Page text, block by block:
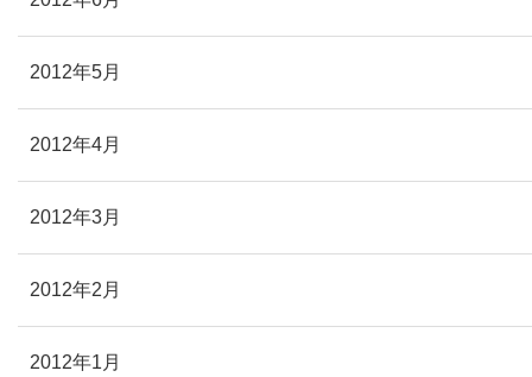
2012年5月
2012年4月
2012年3月
2012年2月
2012年1月